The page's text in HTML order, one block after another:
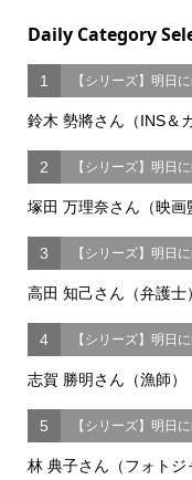
Daily Category
1 【シリーズ】明日
鈴木 勢將さん（INS＆
2 【シリーズ】明日
塚田 万理奈さん（映画
3 【シリーズ】明日
高田 知己さん（弁護士）
4 【シリーズ】明日
志賀 勝明さん（漁師）
5 【シリーズ】明日
林 典子さん（フォトジ